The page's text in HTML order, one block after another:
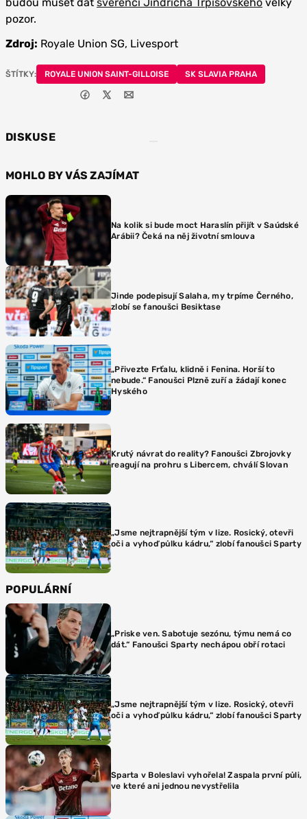
budou muset dát svěřenci Jindřicha Trpišovského velký
pozor.
Zdroj: Royale Union SG, Livesport
ŠTÍTKY: ROYALE UNION SAINT-GILLOISE SK SLAVIA PRAHA
DISKUSE
MOHLO BY VÁS ZAJÍMAT
Na kolik si bude moct Haraslín přijít v Saúdské
Arábii? Čeká na něj životní smlouva
Jinde podepisují Salaha, my trpíme Černého,
zlobí se fanoušci Besiktase
„Přivezte Frťalu, klidně i Fenina. Horší to
nebude.“ Fanoušci Plzně zuří a žádají konec
Hyského
Krutý návrat do reality? Fanoušci Zbrojovky
reagují na prohru s Libercem, chválí Slovan
„Jsme nejtrapnější tým v lize. Rosický, otevři
oči a vyhoď půlku kádru,“ zlobí fanoušci Sparty
POPULÁRNÍ
„Priske ven. Sabotuje sezónu, týmu nemá co
dát.“ Fanoušci Sparty nechápou obří rotaci
„Jsme nejtrapnější tým v lize. Rosický, otevři
oči a vyhoď půlku kádru,“ zlobí fanoušci Sparty
Sparta v Boleslavi vyhořela! Zaspala první půli,
ve které ani jednou nevystřelila